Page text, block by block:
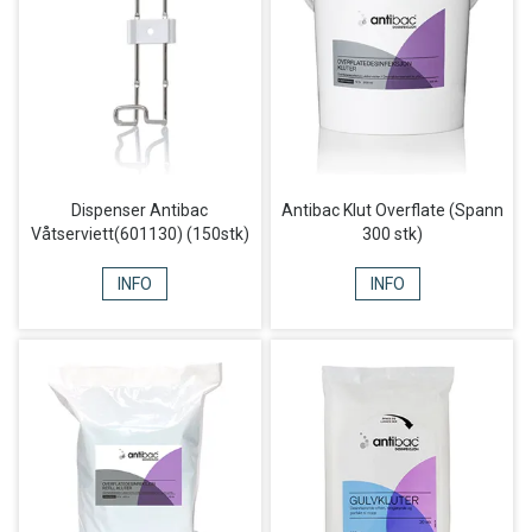
Dispenser Antibac
Våtserviett(601130) (150stk)
INFO
Antibac Klut Overflate (Spann
300 stk)
INFO